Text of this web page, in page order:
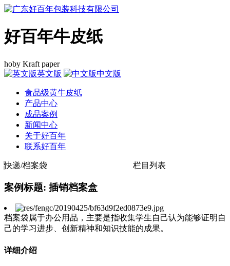
好百年牛皮纸
hoby Kraft paper
英文版
中文版
食品级黄牛皮纸
产品中心
成品案例
新闻中心
关于好百年
联系好百年
快递/档案袋 栏目列表
案例标题: 插销档案盒
档案袋属于办公用品，主要是指收集学生自己认为能够证明自
己的学习进步、创新精神和知识技能的成果。
详细介绍